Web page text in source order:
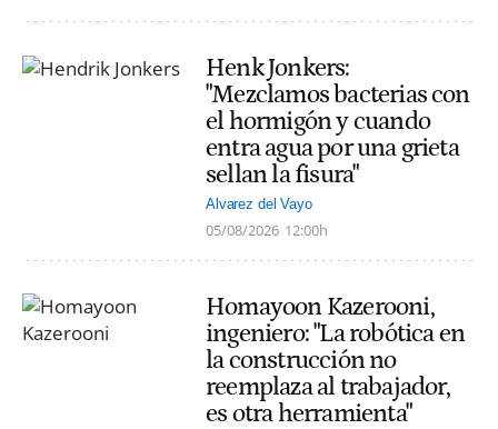
Henk Jonkers:
"Mezclamos bacterias con
el hormigón y cuando
entra agua por una grieta
sellan la fisura"
Alvarez del Vayo
05/08/2026 12:00h
Homayoon Kazerooni,
ingeniero: "La robótica en
la construcción no
reemplaza al trabajador,
es otra herramienta"